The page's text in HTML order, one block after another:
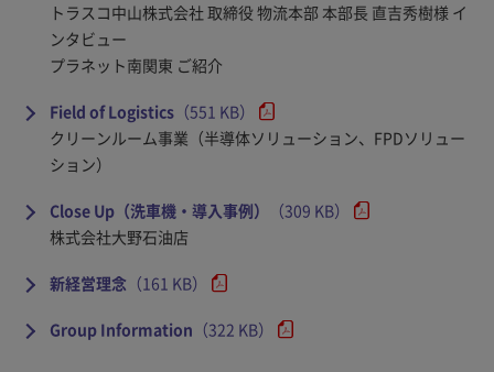
トラスコ中山株式会社 取締役 物流本部 本部長 直吉秀樹様 イ
ンタビュー
プラネット南関東 ご紹介
Field of Logistics （551 KB）
クリーンルーム事業（半導体ソリューション、FPDソリュー
ション）
Close Up（洗車機・導入事例）
（309 KB）
株式会社大野石油店
新経営理念 （161 KB）
Group Information （322 KB）